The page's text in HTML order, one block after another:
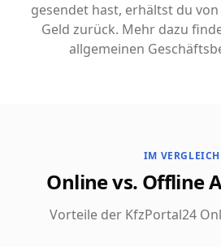
gesendet hast, erhältst du
Geld zurück. Mehr dazu
allgemeinen
IM VERGLEICH
Online vs. Offline
Vorteile der KfzPortal24